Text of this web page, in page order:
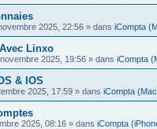
2025, 22:56 » dans iCompta
Linxo
2025, 19:56 » dans iCompta
& IOS
2025, 17:59 » dans iCompta
2025, 08:16 » dans iCompta